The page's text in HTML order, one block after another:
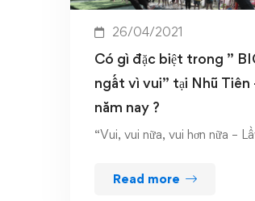
26/04/2021
Có gì đặc biệt trong ”
ngất vì vui” tại Nhũ Tiên
năm nay ?
“Vui, vui nữa, vui hơn nữa –
Read more